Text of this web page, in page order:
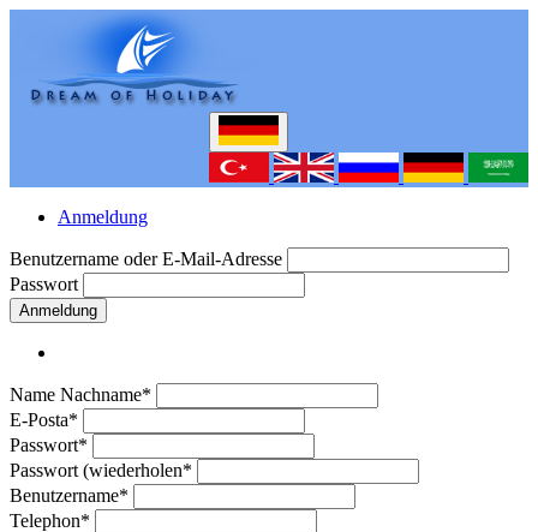
Anmeldung
Benutzername oder E-Mail-Adresse
Passwort
Anmeldung
Name Nachname*
E-Posta*
Passwort*
Passwort (wiederholen*
Benutzername*
Telephon*